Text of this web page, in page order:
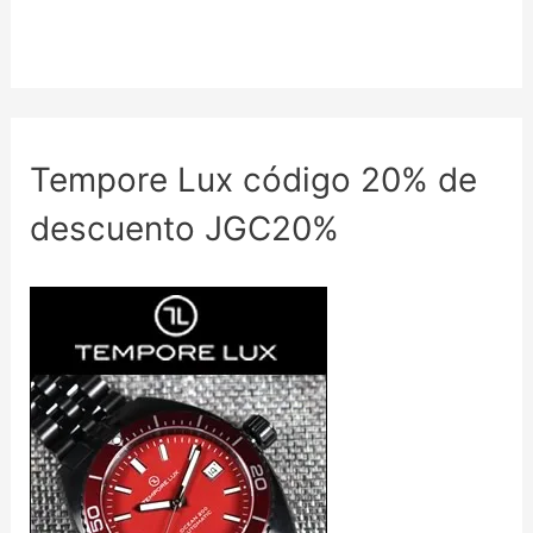
Tempore Lux código 20% de
descuento JGC20%